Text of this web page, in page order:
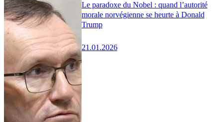
Le paradoxe du Nobel : quand l’autorité
morale norvégienne se heurte à Donald
Trump
21.01.2026